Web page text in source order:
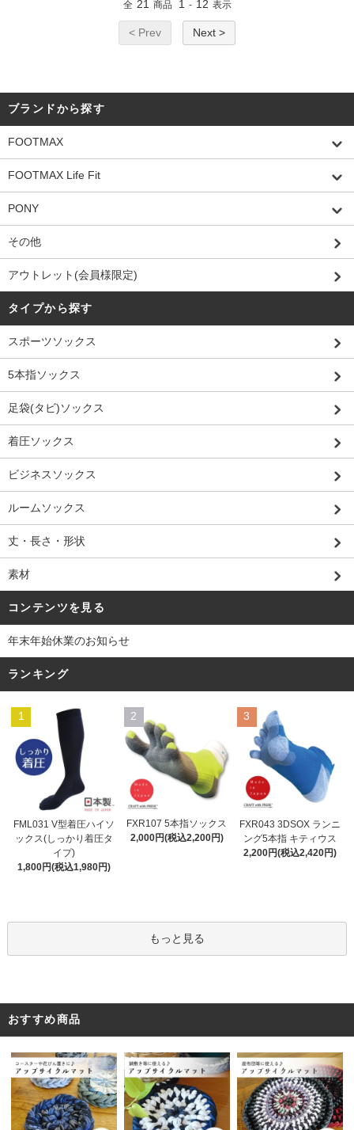
全 21 商品 1 - 12 表示
< Prev Next >
ブランドから探す
FOOTMAX
FOOTMAX Life Fit
PONY
その他
アウトレット(会員様限定)
タイプから探す
スポーツソックス
5本指ソックス
足袋(タビ)ソックス
着圧ソックス
ビジネスソックス
ルームソックス
丈・長さ・形状
素材
コンテンツを見る
年末年始休業のお知らせ
ランキング
1
FML031 V型着圧ハイソ
ックス(しっかり着圧タ
イプ)
1,800円(税込1,980円)
2
FXR107 5本指ソックス
2,000円(税込2,200円)
3
FXR043 3DSOX ランニ
ング5本指 キティウス
2,200円(税込2,420円)
もっと見る
おすすめ商品